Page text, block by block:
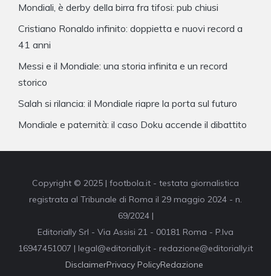
Mondiali, è derby della birra fra tifosi: pub chiusi
Cristiano Ronaldo infinito: doppietta e nuovi record a
41 anni
Messi e il Mondiale: una storia infinita e un record
storico
Salah si rilancia: il Mondiale riapre la porta sul futuro
Mondiale e paternità: il caso Doku accende il dibattito
Copyright © 2025 | footbola.it - testata giornalistica
registrata al Tribunale di Roma il 29 maggio 2024 - n.
69/2024 |
Editorially Srl - Via Assisi 21 - 00181 Roma - P.Iva
16947451007 | legal@editorially.it - redazione@editorially.it
DisclaimerPrivacy PolicyRedazione